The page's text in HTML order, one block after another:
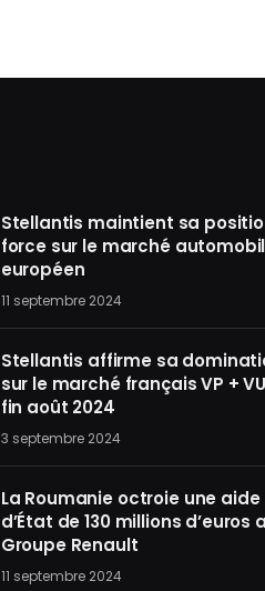
Stellantis maintient sa
force sur le marché
européen
11 septembre 2024
Stellantis affirme sa
sur le marché français VP +
fin août 2024
3 septembre 2024
La Roumanie octroie une aide
d’État de 130 millions d’euros
Groupe Renault
11 septembre 2024